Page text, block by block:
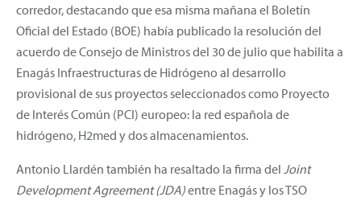
corredor, destacando que esa misma mañana el Boletín
Oficial del Estado (BOE) había publicado la resolución del
acuerdo de Consejo de Ministros del 30 de julio que habilita a
Enagás Infraestructuras de Hidrógeno al desarrollo
provisional de sus proyectos seleccionados como Proyecto
de Interés Común (PCI) europeo: la red española de
hidrógeno, H2med y dos almacenamientos.
Antonio Llardén también ha resaltado la firma del Joint
Development Agreement (JDA)entre Enagás y los TSO